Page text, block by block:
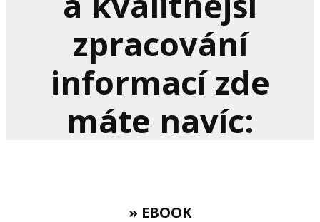
zpracování
informací zde
máte navíc:
» EBOOK